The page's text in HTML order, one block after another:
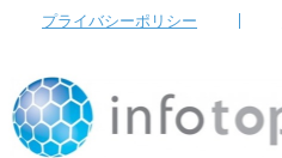
プライバシーポリシー